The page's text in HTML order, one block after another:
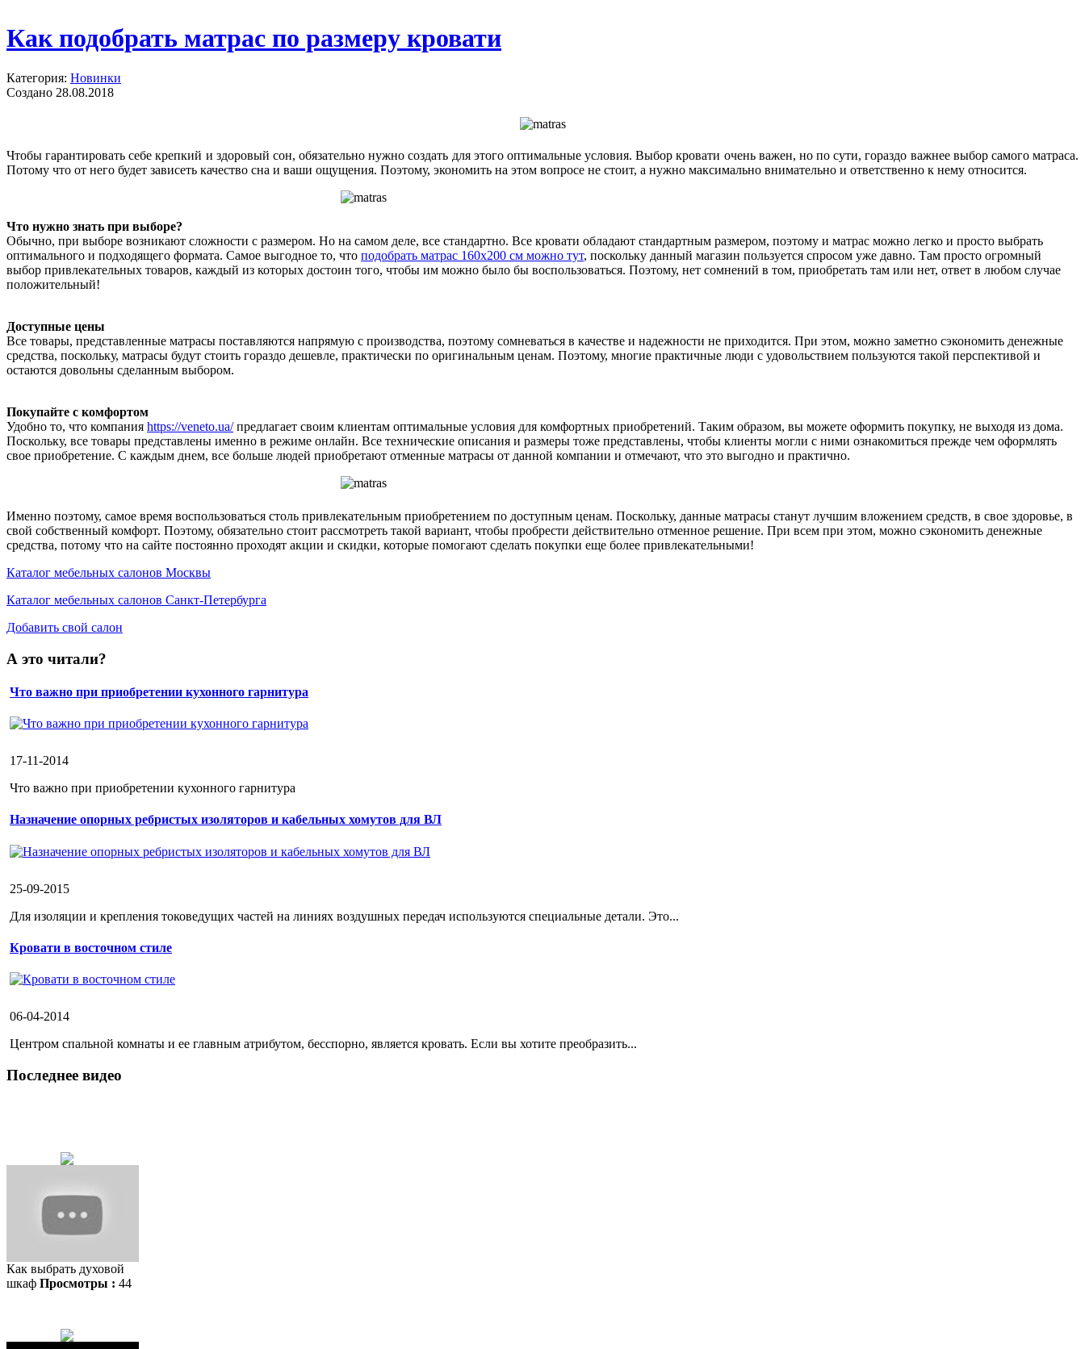
Как подобрать матрас по размеру кровати
Категория: Новинки
Создано 28.08.2018
Чтобы гарантировать себе крепкий и здоровый сон, обязательно нужно создать для этого оптимальные условия. Выбор кровати очень важен, но по сути, гораздо важнее выбор самого матраса.
Потому что от него будет зависеть качество сна и ваши ощущения. Поэтому, экономить на этом вопросе не стоит, а нужно максимально внимательно и ответственно к нему относится.
Что нужно знать при выборе?
Обычно, при выборе возникают сложности с размером. Но на самом деле, все стандартно. Все кровати обладают стандартным размером, поэтому и матрас можно легко и просто выбрать
оптимального и подходящего формата. Самое выгодное то, что подобрать матрас 160х200 см можно тут, поскольку данный магазин пользуется спросом уже давно. Там просто огромный
выбор привлекательных товаров, каждый из которых достоин того, чтобы им можно было бы воспользоваться. Поэтому, нет сомнений в том, приобретать там или нет, ответ в любом случае
положительный!
Доступные цены
Все товары, представленные матрасы поставляются напрямую с производства, поэтому сомневаться в качестве и надежности не приходится. При этом, можно заметно сэкономить денежные
средства, поскольку, матрасы будут стоить гораздо дешевле, практически по оригинальным ценам. Поэтому, многие практичные люди с удовольствием пользуются такой перспективой и
остаются довольны сделанным выбором.
Покупайте с комфортом
Удобно то, что компания https://veneto.ua/предлагает своим клиентам оптимальные условия для комфортных приобретений. Таким образом, вы можете оформить покупку, не выходя из дома.
Поскольку, все товары представлены именно в режиме онлайн. Все технические описания и размеры тоже представлены, чтобы клиенты могли с ними ознакомиться прежде чем оформлять
свое приобретение. С каждым днем, все больше людей приобретают отменные матрасы от данной компании и отмечают, что это выгодно и практично.
Именно поэтому, самое время воспользоваться столь привлекательным приобретением по доступным ценам. Поскольку, данные матрасы станут лучшим вложением средств, в свое здоровье, в
свой собственный комфорт. Поэтому, обязательно стоит рассмотреть такой вариант, чтобы пробрести действительно отменное решение. При всем при этом, можно сэкономить денежные
средства, потому что на сайте постоянно проходят акции и скидки, которые помогают сделать покупки еще более привлекательными!
Каталог мебельных салонов Москвы
Каталог мебельных салонов Санкт-Петербурга
Добавить свой салон
А это читали?
Что важно при приобретении кухонного гарнитура
17-11-2014
Что важно при приобретении кухонного гарнитура
Назначение опорных ребристых изоляторов и кабельных хомутов для ВЛ
25-09-2015
Для изоляции и крепления токоведущих частей на линиях воздушных передач используются специальные детали. Это...
Кровати в восточном стиле
06-04-2014
Центром спальной комнаты и ее главным атрибутом, бесспорно, является кровать. Если вы хотите преобразить...
Последнее видео
Как выбрать духовой
шкаф Просмотры : 44